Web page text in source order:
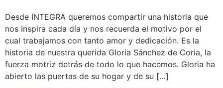
Desde INTEGRA queremos compartir una historia que
nos inspira cada día y nos recuerda el motivo por el
cual trabajamos con tanto amor y dedicación. Es la
historia de nuestra querida Gloria Sánchez de Coria, la
fuerza motriz detrás de todo lo que hacemos. Gloria ha
abierto las puertas de su hogar y de su […]